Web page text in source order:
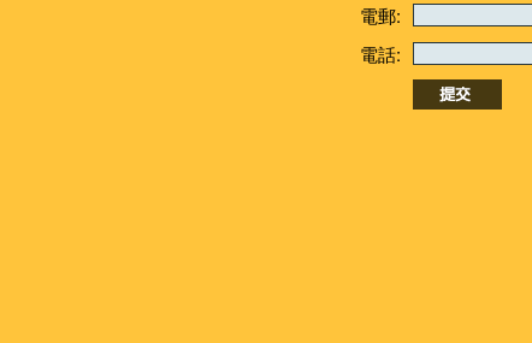
電郵:
電話: